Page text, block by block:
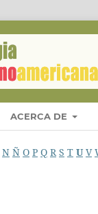
ACERCA DE
N Ñ O P Q R S T U V